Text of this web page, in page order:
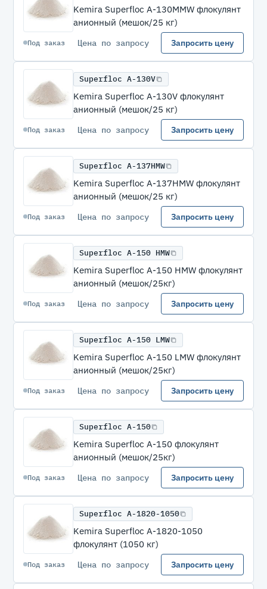
Kemira Superfloc A-130MMW флокулянт
анионный (мешок/25 кг)
Под заказ Цена по запросу Запросить цену
Superfloc A-130V
Kemira Superfloc A-130V флокулянт
анионный (мешок/25 кг)
Под заказ Цена по запросу Запросить цену
Superfloc A-137HMW
Kemira Superfloc A-137HMW флокулянт
анионный (мешок/25 кг)
Под заказ Цена по запросу Запросить цену
Superfloc A-150 HMW
Kemira Superfloc A-150 HMW флокулянт
анионный (мешок/25кг)
Под заказ Цена по запросу Запросить цену
Superfloc A-150 LMW
Kemira Superfloc A-150 LMW флокулянт
анионный (мешок/25кг)
Под заказ Цена по запросу Запросить цену
Superfloc A-150
Kemira Superfloc A-150 флокулянт
анионный (мешок/25кг)
Под заказ Цена по запросу Запросить цену
Superfloc A-1820-1050
Kemira Superfloc A-1820-1050
флокулянт (1050 кг)
Под заказ Цена по запросу Запросить цену